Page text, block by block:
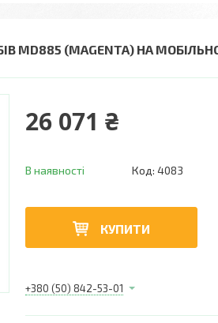
MD885 (MAGENTA) НА
26 071 ₴
В наявності Код: 4083
КУПИТИ
+380 (50) 842-53-01